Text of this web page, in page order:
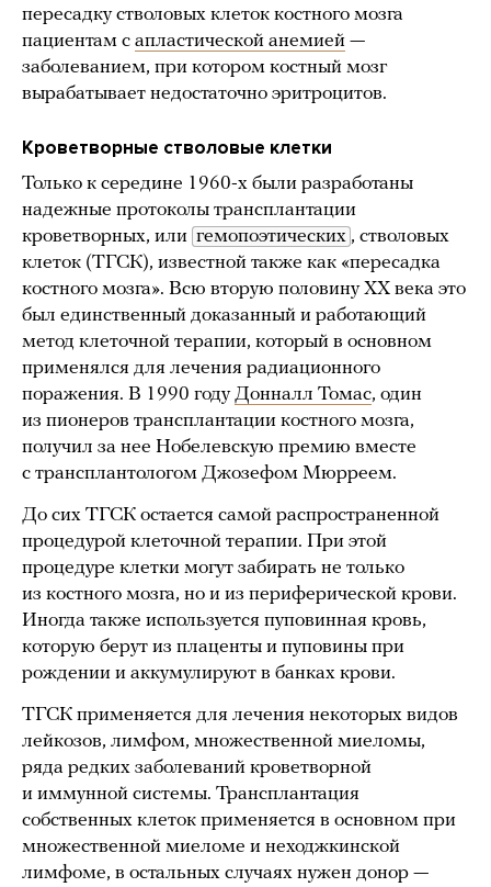
пересадку стволовых клеток костного мозга
пациентам с апластической анемией —
заболеванием, при котором костный мозг
вырабатывает недостаточно эритроцитов.
Кроветворные стволовые клетки
Только к середине 1960-х были разработаны
надежные протоколы трансплантации
кроветворных, или гемопоэтических , стволовых
клеток (ТГСК), известной также как «пересадка
костного мозга». Всю вторую половину XX века это
был единственный доказанный и работающий
метод клеточной терапии, который в основном
применялся для лечения радиационного
поражения. В 1990 годуДонналл Томас, один
из пионеров трансплантации костного мозга,
получил за нее Нобелевскую премию вместе
с трансплантологом Джозефом Мюрреем.
До сих ТГСК остается самой распространенной
процедурой клеточной терапии. При этой
процедуре клетки могут забирать не только
из костного мозга, но и из периферической крови.
Иногда также используется пуповинная кровь,
которую берут из плаценты и пуповины при
рождении и аккумулируют в банках крови.
ТГСК применяется для лечения некоторых видов
лейкозов, лимфом, множественной миеломы,
ряда редких заболеваний кроветворной
и иммунной системы. Трансплантация
собственных клеток применяется в основном при
множественной миеломе и неходжкинской
лимфоме, в остальных случаях нужен донор —